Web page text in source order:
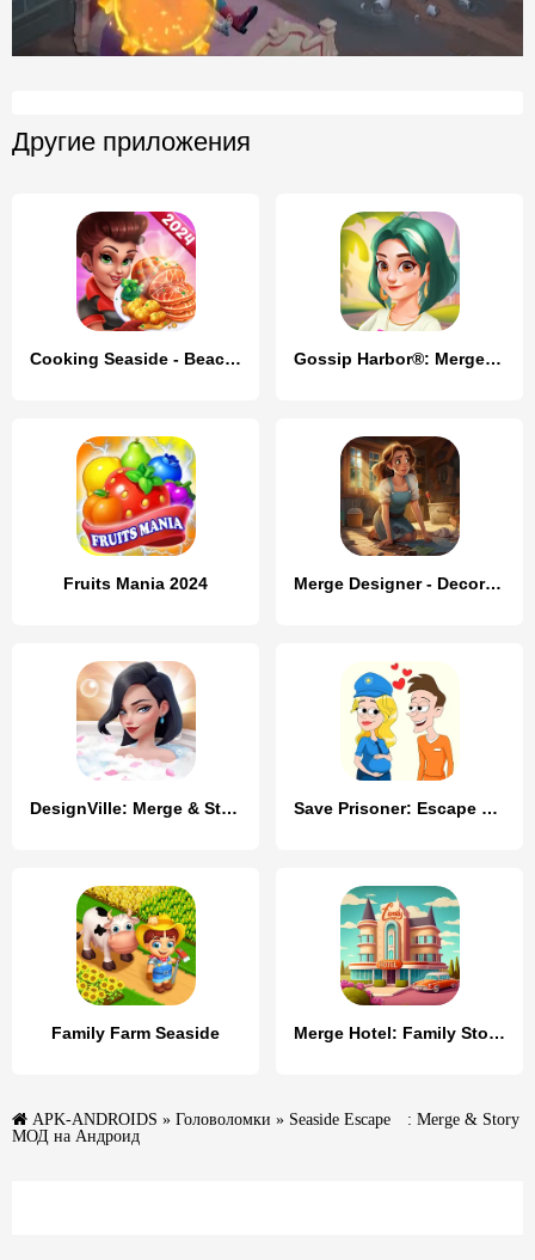
Другие приложения
Cooking Seaside - Beach Food Gossip Harbor®: Merge & Story
Fruits Mania 2024 Merge Designer - Decor & Story
DesignVille: Merge & Story Save Prisoner: Escape Story
Family Farm Seaside Merge Hotel: Family Story Game
APK-ANDROIDS » Головоломки » Seaside Escape®: Merge & Story
МОД на Андроид